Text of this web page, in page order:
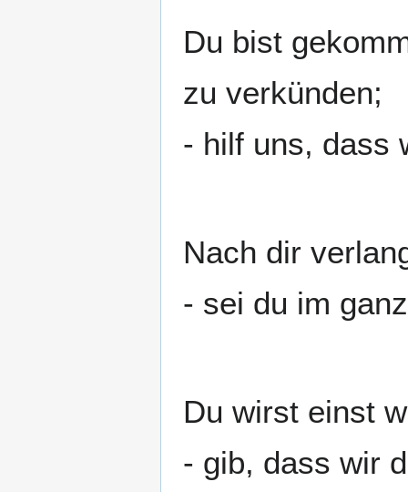
Du bist
zu verkünden;
- hilf uns, dass
Nach dir
- sei du im
Du wirst einst
- gib, dass wir